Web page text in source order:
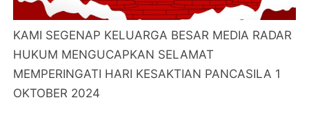
KAMI SEGENAP KELUARGA BESAR MEDIA RADAR
HUKUM MENGUCAPKAN SELAMAT
MEMPERINGATI HARI KESAKTIAN PANCASILA 1
OKTOBER 2024